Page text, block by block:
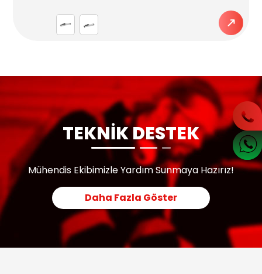
TEKNİK DESTEK
Mühendis Ekibimizle Yardım Sunmaya Hazırız!
Daha Fazla Göster